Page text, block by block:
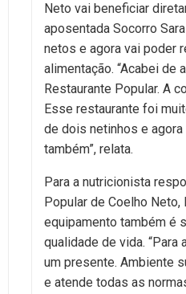
Neto vai beneficiar
aposentada Socorro
netos e agora vai poder
alimentação. “Acabei de
Restaurante Popular. A
Esse restaurante foi
de dois netinhos e
também”, relata.
Para a nutricionista
Popular de Coelho Neto,
equipamento também é
qualidade de vida.
um presente. Ambiente
e atende todas as